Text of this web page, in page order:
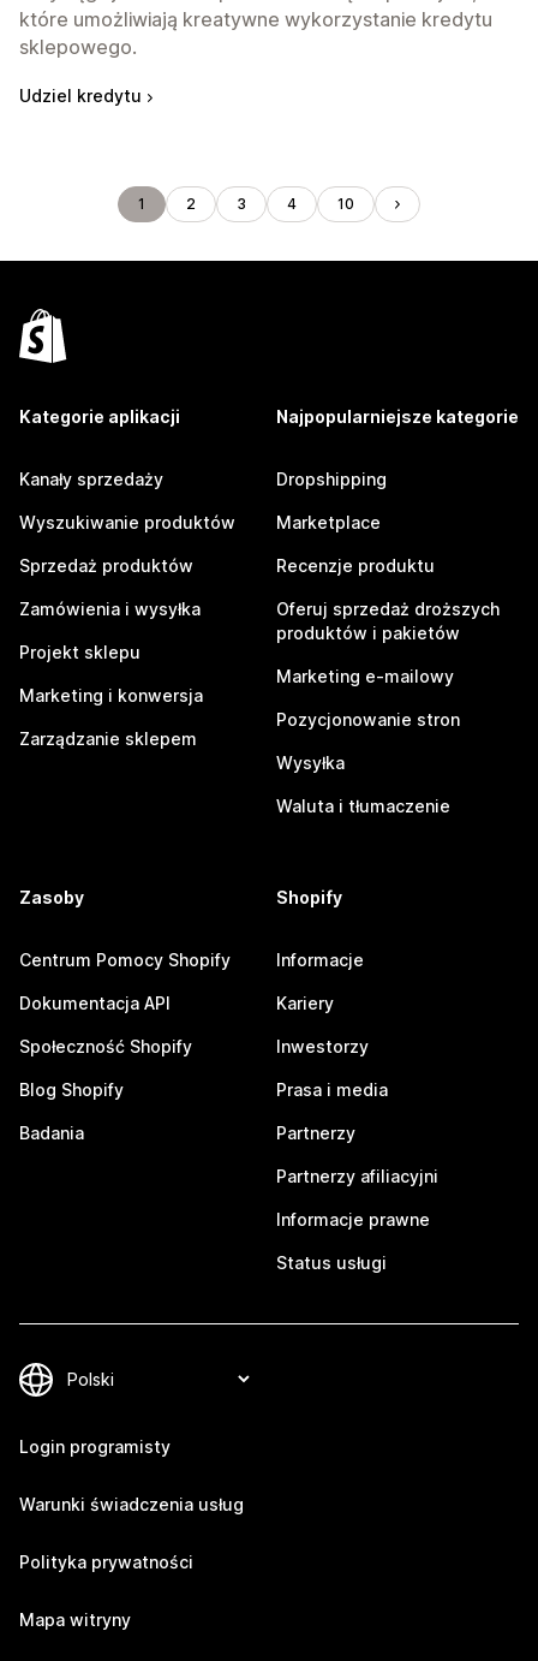
które umożliwiają kreatywne wykorzystanie kredytu
sklepowego.
Udziel kredytu
1 2 3 4 10
Kategorie aplikacji
Kanały sprzedaży
Wyszukiwanie produktów
Sprzedaż produktów
Zamówienia i wysyłka
Projekt sklepu
Marketing i konwersja
Zarządzanie sklepem
Najpopularniejsze kategorie
Dropshipping
Marketplace
Recenzje produktu
Oferuj sprzedaż droższych
produktów i pakietów
Marketing e-mailowy
Pozycjonowanie stron
Wysyłka
Waluta i tłumaczenie
Zasoby
Centrum Pomocy Shopify
Dokumentacja API
Społeczność Shopify
Blog Shopify
Badania
Shopify
Informacje
Kariery
Inwestorzy
Prasa i media
Partnerzy
Partnerzy afiliacyjni
Informacje prawne
Status usługi
Login programisty
Warunki świadczenia usług
Polityka prywatności
Mapa witryny